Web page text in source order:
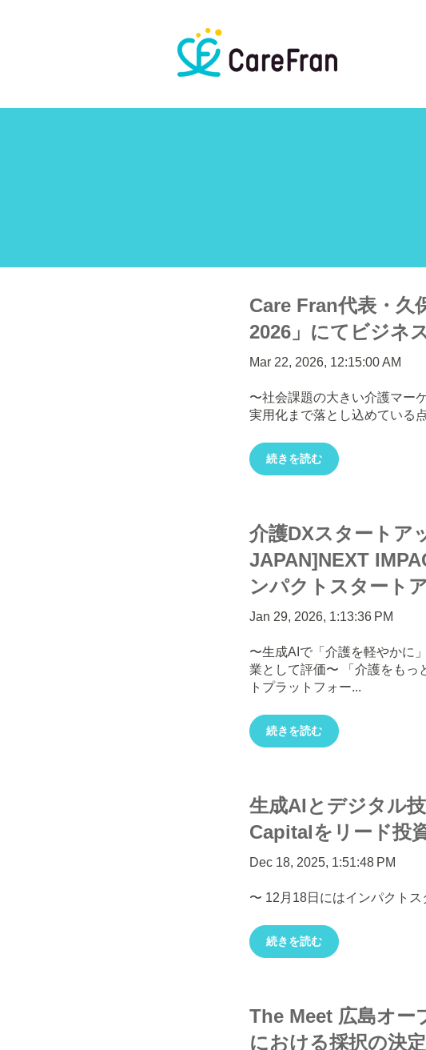
Care Fran代表・久
2026」にてビジネ
Mar 22, 2026, 12:15:00 AM
〜社会課題の大きい介護マー
実用化まで落とし込めている
続きを読む
介護DXスタートア
JAPAN]NEXT
ンパクトスタート
Jan 29, 2026, 1:13:36 PM
〜生成AIで「介護を軽やかに
業として評価〜 「介護をもっ
トプラットフォー...
続きを読む
生成AIとデジタル
Capitalをリード投
Dec 18, 2025, 1:51:48 PM
〜 12月18日にはインパクト
続きを読む
The Meet 広島オー
における採択の決